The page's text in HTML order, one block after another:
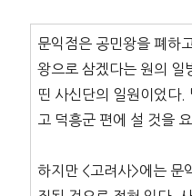
문익점은 공민왕을 폐하
왕으로 삼겠다는 원의 일
띤 사신단의 일원이었다.
고 덕흥군 편에 설 것을
하지만 <고려사>에는 문